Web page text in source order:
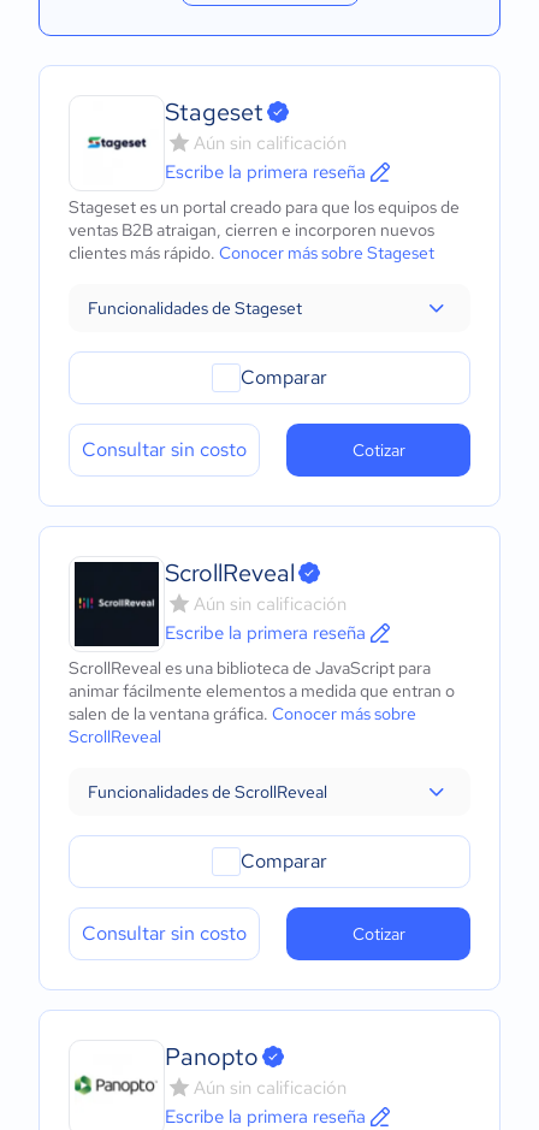
Stageset
Aún sin calificación
Escribe la primera reseña
Stageset es un portal creado para que los equipos de
ventas B2B atraigan, cierren e incorporen nuevos
clientes más rápido. Conocer más sobre Stageset
Funcionalidades de Stageset
Comparar
Consultar sin costo Cotizar
ScrollReveal
Aún sin calificación
Escribe la primera reseña
ScrollReveal es una biblioteca de JavaScript para
animar fácilmente elementos a medida que entran o
salen de la ventana gráfica. Conocer más sobre
ScrollReveal
Funcionalidades de ScrollReveal
Comparar
Consultar sin costo Cotizar
Panopto
Aún sin calificación
Escribe la primera reseña